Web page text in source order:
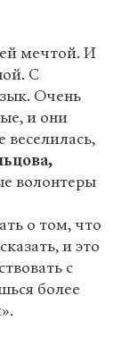
мечтой. И
С
Очень
и они
веселилась,
волонтеры
о том, что
и это
с
более